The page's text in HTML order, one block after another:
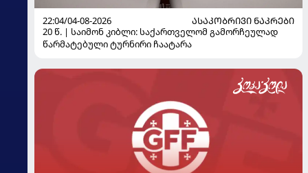
22:04/04-08-2026
ᲐᲡᲐᲙᲝᲑᲠᲘᲕᲘ ᲜᲐᲙᲠᲔᲑᲘ
20 წ. | საიმონ კიბლი: საქართველომ გამორჩეულად
წარმატებული ტურნირი ჩაატარა